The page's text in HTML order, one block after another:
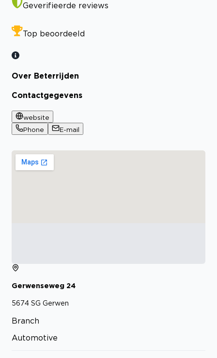
Geverifieerde reviews
Top beoordeeld
Over Beterrijden
Contactgegevens
website
Phone
E-mail
Gerwenseweg 24
5674 SG Gerwen
Branch
Automotive